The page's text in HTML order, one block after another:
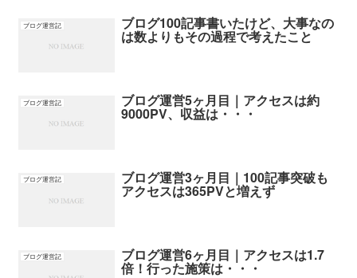
ブログ運営記 ブログ100記事書いたけど、大事なの
は数よりもその過程で考えたこと
ブログ運営記 ブログ運営5ヶ月目｜アクセスは約
9000PV、収益は・・・
ブログ運営記 ブログ運営3ヶ月目｜100記事突破も
アクセスは365PVと増えず
ブログ運営記 ブログ運営6ヶ月目｜アクセスは1.7
倍！行った施策は・・・